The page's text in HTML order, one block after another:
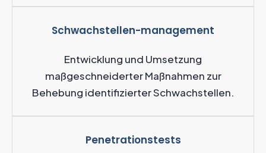
Schwachstellen-management
Entwicklung und Umsetzung
maßgeschneiderter Maßnahmen zur
Behebung identifizierter Schwachstellen.
Penetrationstests